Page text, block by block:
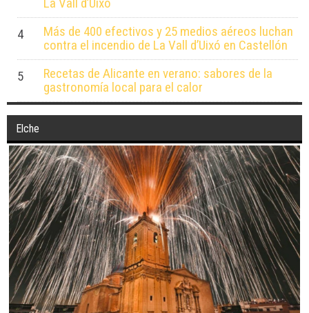
4
Más de 400 efectivos y 25 medios aéreos luchan
contra el incendio de La Vall d’Uixó en Castellón
5
Recetas de Alicante en verano: sabores de la
gastronomía local para el calor
Elche